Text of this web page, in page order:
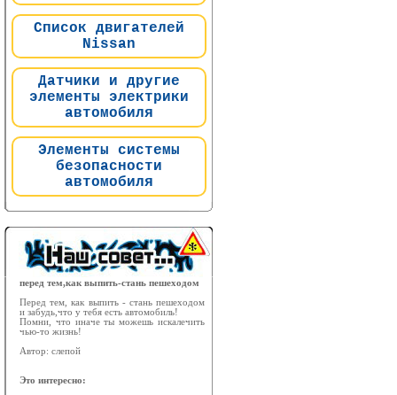
Список двигателей
Nissan
Датчики и другие
элементы электрики
автомобиля
Элементы системы
безопасности
автомобиля
перед тем,как выпить-стань пешеходом
Перед тем, как выпить - стань пешеходом
и забудь,что у тебя есть автомобиль!
Помни, что иначе ты можешь искалечить
чью-то жизнь!
Автор: слепой
Это интересно: